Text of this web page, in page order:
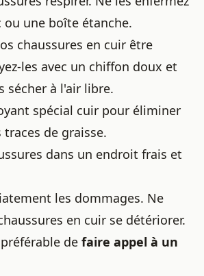
ou une boîte étanche.
chaussures en cuir être
les avec un chiffon doux et
sécher à l'air libre.
spécial cuir pour éliminer
de graisse.
dans un endroit frais et
les dommages. Ne
en cuir se détériorer.
de faire appel à un